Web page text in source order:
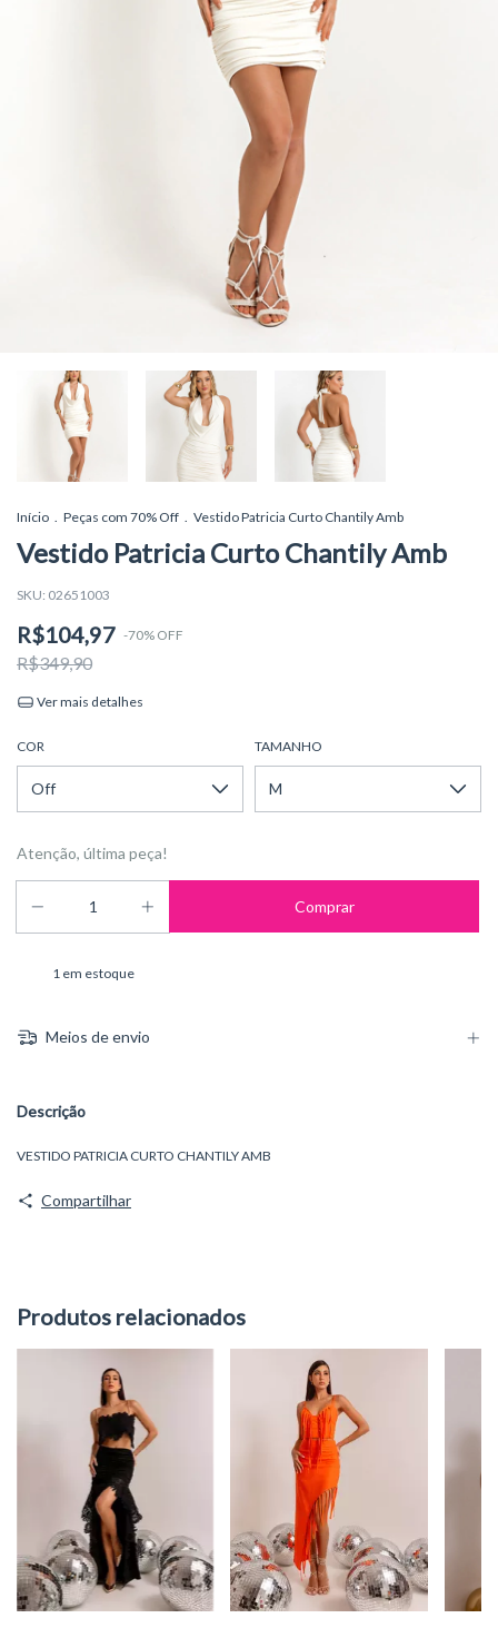
Início . Peças com 70% Off . Vestido Patricia Curto Chantily Amb
Vestido Patricia Curto Chantily Amb
SKU: 02651003
R$104,97 -70% OFF
R$349,90
Ver mais detalhes
COR TAMANHO
Atenção, última peça!
1 em estoque
Meios de envio
Descrição
VESTIDO PATRICIA CURTO CHANTILY AMB
Compartilhar
Produtos relacionados